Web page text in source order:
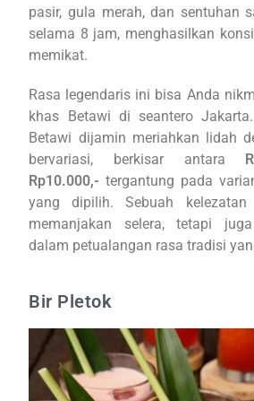
pasir, gula merah, dan sentuhan
selama 8 jam, menghasilkan
memikat.
Rasa legendaris ini bisa Anda
khas Betawi di seantero
Betawi dijamin meriahkan lidah
bervariasi, berkisar antara
Rp10.000,- tergantung pada
yang dipilih. Sebuah
memanjakan selera, tetapi
dalam petualangan rasa tradisi
Bir Pletok